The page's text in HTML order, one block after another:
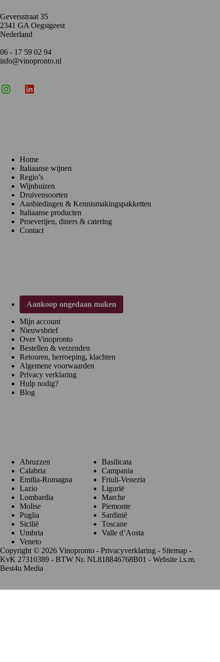
Geversstraat 35
2341 GA Oegstgeest
Nederland
06 - 17 59 02 94
info@vinopronto.nl
InstagramLinkedIn
Home
Italiaanse wijnen
Regio’s
Wijnhuizen
Druivensoorten
Aanbiedingen & Kennismakingspakketten
Italiaanse producten
Proeverijen, diners & catering
Contact
Aankoop ongedaan maken
Mijn account
Nieuwsbrief
Over Vinopronto
Bestellen & verzenden
Retouren, herroeping, klachten
Algemene voorwaarden
Privacy verklaring
Hulp nodig?
Blog
Abruzzen
Basilicata
Calabria
Campania
Emilia-Romagna
Friuli-Venezia
Lazio
Ligurië
Lombardia
Marche
Molise
Piemonte
Puglia
Sardinië
Sicilië
Toscane
Umbria
Valle d’Aosta
Veneto
Copyright © 2026 Vinopronto - Privacyverklaring - Sitemap -
KvK 27310389 - BTW Nr. NL818846768B01 - Website i.s.m.
Best4u Media